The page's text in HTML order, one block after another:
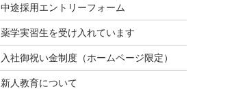
中途採用エントリーフォーム
薬学実習生を受け入れています
入社御祝い金制度（ホームページ限定）
新人教育について